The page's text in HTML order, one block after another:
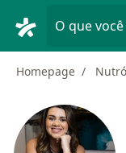
O que
Homepage